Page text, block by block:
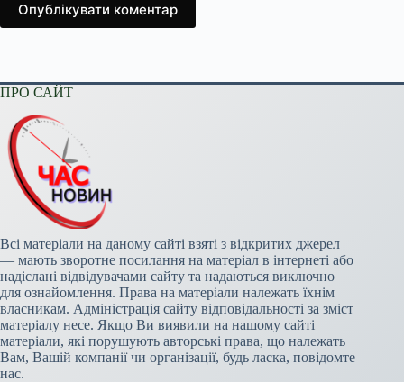
Опублікувати коментар
ПРО САЙТ
Всі матеріали на даному сайті взяті з відкритих джерел
— мають зворотне посилання на матеріал в інтернеті або
надіслані відвідувачами сайту та надаються виключно
для ознайомлення. Права на матеріали належать їхнім
власникам. Адміністрація сайту відповідальності за зміст
матеріалу несе. Якщо Ви виявили на нашому сайті
матеріали, які порушують авторські права, що належать
Вам, Вашій компанії чи організації, будь ласка, повідомте
нас.